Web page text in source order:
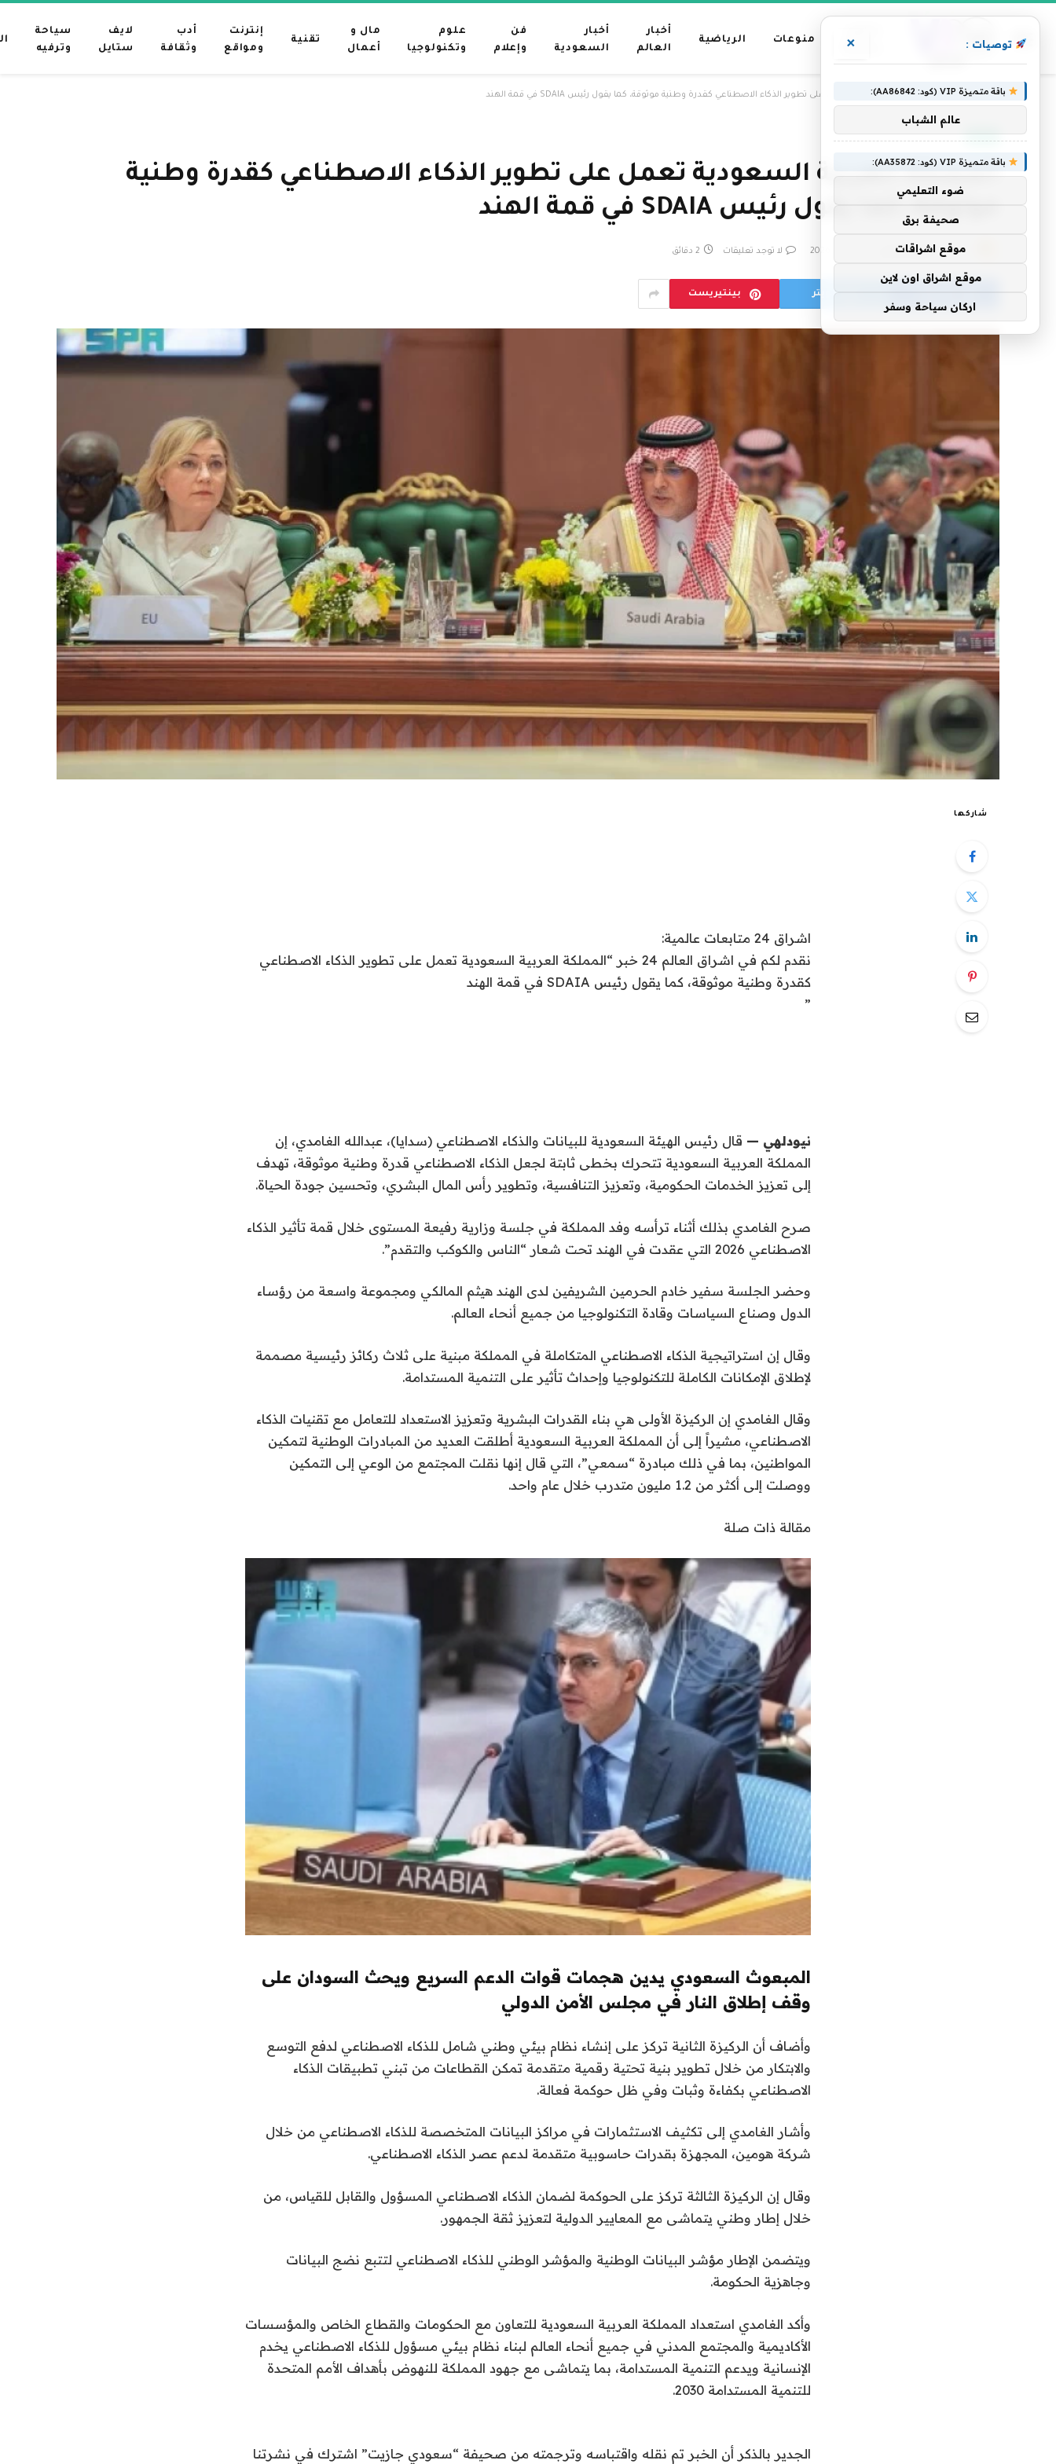
رئيسية
منوعات الرياضية
أخبار
العالم
أخبار
السعودية
فن
وإعلام
علوم
وتكنولوجيا
مال و
أعمال
تقنية
إنترنت
ومواقع
أدب
وثقافة
لايف
ستايل
سياحة
وترفيه
الرئيسية » المملكة العربية السعودية تعمل على تطوير الذكاء الاصطناعي كقدرة وطنية موثوقة، كما يقول رئيس SDAIA في قمة الهند
العالم
المملكة العربية السعودية تعمل على تطوير الذكاء الاصطناعي كقدرة وطنية
موثوقة، كما يقول رئيس SDAIA في قمة الهند
بواسطة فريق التحرير لا توجد تعليقات 2 دقائق
تويتر بينتيريست
شاركها
اشراق 24 متابعات عالمية:
نقدم لكم في اشراق العالم 24 خبر “المملكة العربية السعودية تعمل على تطوير الذكاء الاصطناعي
كقدرة وطنية موثوقة، كما يقول رئيس SDAIA في قمة الهند
”
نيودلهي — قال رئيس الهيئة السعودية للبيانات والذكاء الاصطناعي (سدايا)، عبدالله الغامدي، إن
المملكة العربية السعودية تتحرك بخطى ثابتة لجعل الذكاء الاصطناعي قدرة وطنية موثوقة، تهدف
إلى تعزيز الخدمات الحكومية، وتعزيز التنافسية، وتطوير رأس المال البشري، وتحسين جودة الحياة.
صرح الغامدي بذلك أثناء ترأسه وفد المملكة في جلسة وزارية رفيعة المستوى خلال قمة تأثير الذكاء
الاصطناعي 2026 التي عقدت في الهند تحت شعار “الناس والكوكب والتقدم”.
وحضر الجلسة سفير خادم الحرمين الشريفين لدى الهند هيثم المالكي ومجموعة واسعة من رؤساء
الدول وصناع السياسات وقادة التكنولوجيا من جميع أنحاء العالم.
وقال إن استراتيجية الذكاء الاصطناعي المتكاملة في المملكة مبنية على ثلاث ركائز رئيسية مصممة
لإطلاق الإمكانات الكاملة للتكنولوجيا وإحداث تأثير على التنمية المستدامة.
وقال الغامدي إن الركيزة الأولى هي بناء القدرات البشرية وتعزيز الاستعداد للتعامل مع تقنيات الذكاء
الاصطناعي، مشيراً إلى أن المملكة العربية السعودية أطلقت العديد من المبادرات الوطنية لتمكين
المواطنين، بما في ذلك مبادرة “سمعي”، التي قال إنها نقلت المجتمع من الوعي إلى التمكين
ووصلت إلى أكثر من 1.2 مليون متدرب خلال عام واحد.
مقالة ذات صلة
المبعوث السعودي يدين هجمات قوات الدعم السريع ويحث السودان على
وقف إطلاق النار في مجلس الأمن الدولي
وأضاف أن الركيزة الثانية تركز على إنشاء نظام بيئي وطني شامل للذكاء الاصطناعي لدفع التوسع
والابتكار من خلال تطوير بنية تحتية رقمية متقدمة تمكن القطاعات من تبني تطبيقات الذكاء
الاصطناعي بكفاءة وثبات وفي ظل حوكمة فعالة.
وأشار الغامدي إلى تكثيف الاستثمارات في مراكز البيانات المتخصصة للذكاء الاصطناعي من خلال
شركة هومين، المجهزة بقدرات حاسوبية متقدمة لدعم عصر الذكاء الاصطناعي.
وقال إن الركيزة الثالثة تركز على الحوكمة لضمان الذكاء الاصطناعي المسؤول والقابل للقياس، من
خلال إطار وطني يتماشى مع المعايير الدولية لتعزيز ثقة الجمهور.
ويتضمن الإطار مؤشر البيانات الوطنية والمؤشر الوطني للذكاء الاصطناعي لتتبع نضج البيانات
وجاهزية الحكومة.
وأكد الغامدي استعداد المملكة العربية السعودية للتعاون مع الحكومات والقطاع الخاص والمؤسسات
الأكاديمية والمجتمع المدني في جميع أنحاء العالم لبناء نظام بيئي مسؤول للذكاء الاصطناعي يخدم
الإنسانية ويدعم التنمية المستدامة، بما يتماشى مع جهود المملكة للنهوض بأهداف الأمم المتحدة
للتنمية المستدامة 2030.
الجدير بالذكر أن الخبر تم نقله واقتباسه وترجمته من صحيفة “سعودي جازيت” اشترك في نشرتنا
توصيات : ×
باقة متميزة VIP (كود: AA86842):
عالم الشباب
باقة متميزة VIP (كود: AA35872):
ضوء التعليمي
صحيفة برق
موقع اشراقات
موقع اشراق اون لاين
اركان سياحة وسفر